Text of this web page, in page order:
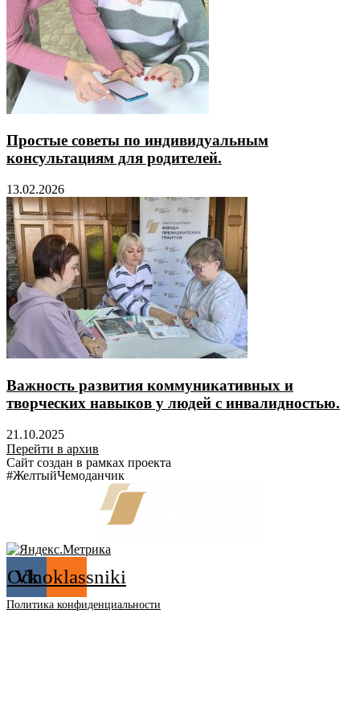
Простые советы по индивидуальным
консультациям для родителей.
13.02.2026
Важность развития коммуникативных и
творческих навыков у людей с инвалидностью.
21.10.2025
Перейти в архив
Сайт создан в рамках проекта
#ЖелтыйЧемоданчик
Vk
Odnoklassniki
Политика конфиденциальности